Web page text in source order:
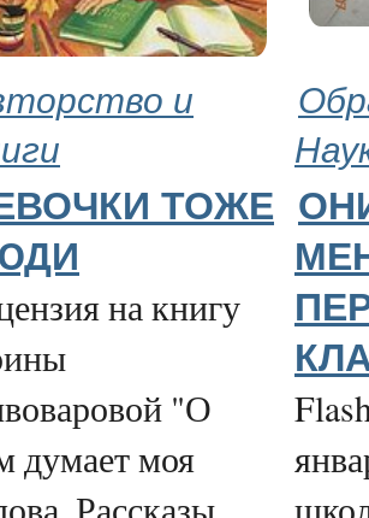
и
ТОЖЕ
на книгу
"О
думает моя
Рассказы